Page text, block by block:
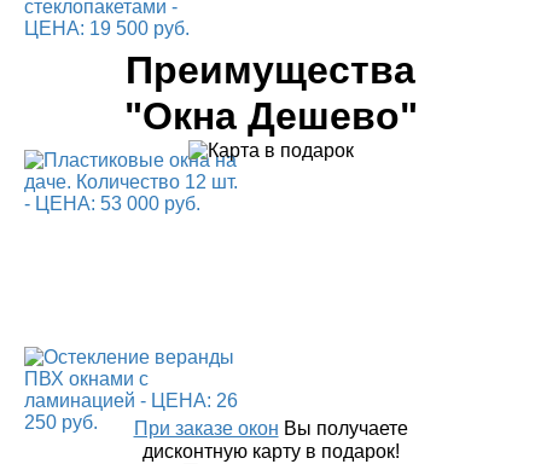
Преимущества
"Окна Дешево"
При заказе окон Вы получаете
дисконтную карту в подарок!